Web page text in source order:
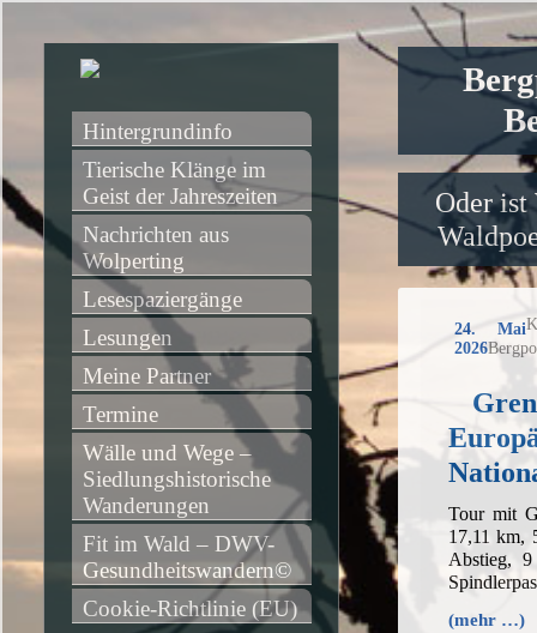
Oder ist
24. Mai
2026
Tour mit
17,11 km,
Abstieg,
(mehr …)
Hintergrundinfo
Tierische Klänge im
Geist der Jahreszeiten
Nachrichten aus
Wolperting
Lesespaziergänge
Lesungen
Meine Partner
Termine
Wälle und Wege –
Siedlungshistorische
Wanderungen
Fit im Wald – DWV-
Gesundheitswandern©
Cookie-Richtlinie (EU)